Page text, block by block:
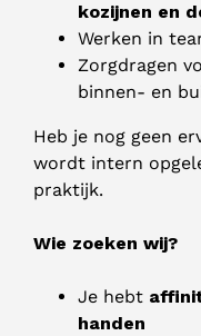
kozijnen en
Werken in
Zorgdragen
binnen- en
Heb je nog geen
wordt intern
praktijk.
Wie zoeken wij?
Je hebt
handen